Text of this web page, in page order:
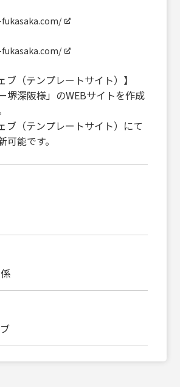
ブ（テンプレートサイト）】
堺深阪様」のWEBサイトを作成
ブ（テンプレートサイト）にて
能です。